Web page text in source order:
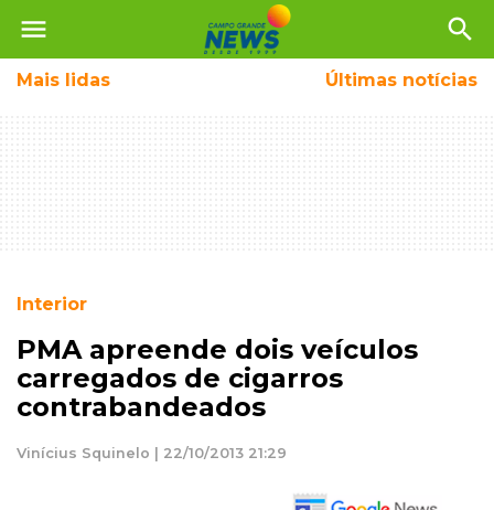
menu search
Mais lidas Últimas notícias
Interior
PMA apreende dois veículos
carregados de cigarros
contrabandeados
Vinícius Squinelo | 22/10/2013 21:29